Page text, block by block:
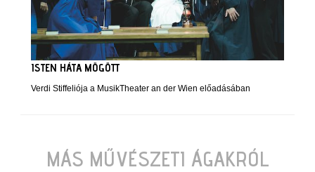
ISTEN HÁTA MÖGÖTT
Verdi Stiffeliója a MusikTheater an der Wien előadásában
MÁS MŰVÉSZETI ÁGAKRÓL